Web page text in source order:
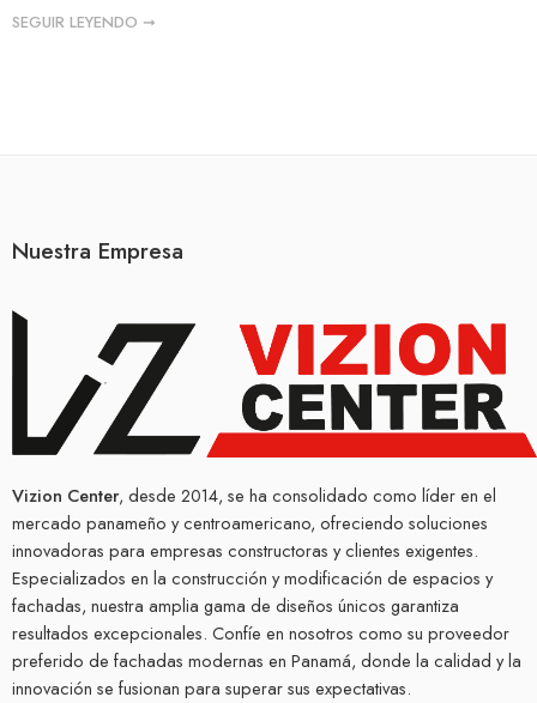
SEGUIR LEYENDO ➞
Nuestra Empresa
Vizion Center, desde 2014, se ha consolidado como líder en el
mercado panameño y centroamericano, ofreciendo soluciones
innovadoras para empresas constructoras y clientes exigentes.
Especializados en la construcción y modificación de espacios y
fachadas, nuestra amplia gama de diseños únicos garantiza
resultados excepcionales. Confíe en nosotros como su proveedor
preferido de fachadas modernas en Panamá, donde la calidad y la
innovación se fusionan para superar sus expectativas.